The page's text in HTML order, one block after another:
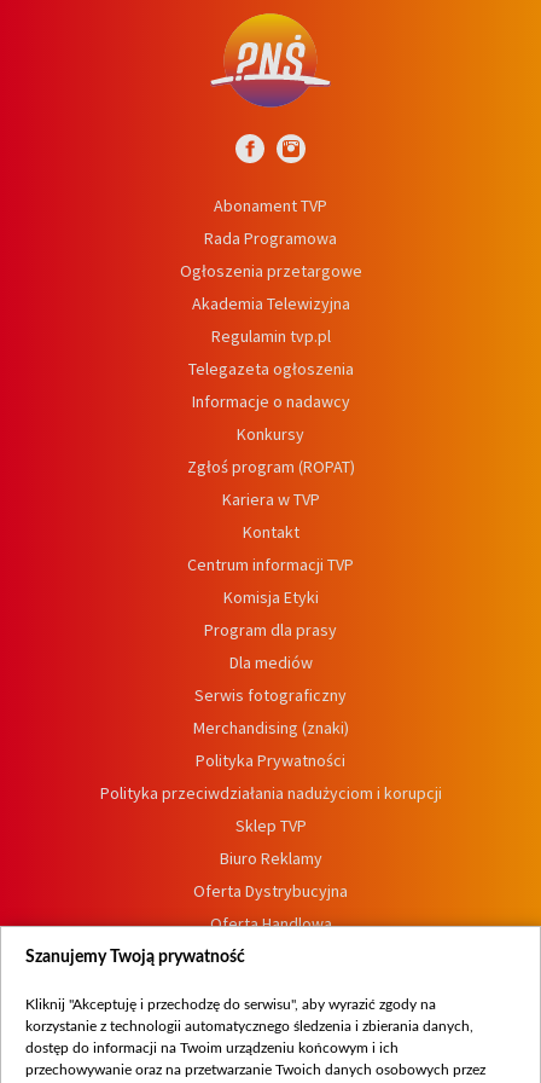
Abonament TVP
Rada Programowa
Ogłoszenia przetargowe
Akademia Telewizyjna
Regulamin tvp.pl
Telegazeta ogłoszenia
Informacje o nadawcy
Konkursy
Zgłoś program (ROPAT)
Kariera w TVP
Kontakt
Centrum informacji TVP
Komisja Etyki
Program dla prasy
Dla mediów
Serwis fotograficzny
Merchandising (znaki)
Polityka Prywatności
Polityka przeciwdziałania nadużyciom i korupcji
Sklep TVP
Biuro Reklamy
Oferta Dystrybucyjna
Oferta Handlowa
Dostępność
Procedura zgłoszeń wewnętrznych
Szanujemy Twoją prywatność
Kliknij "Akceptuję i przechodzę do serwisu", aby wyrazić zgody na
korzystanie z technologii automatycznego śledzenia i zbierania danych,
dostęp do informacji na Twoim urządzeniu końcowym i ich
przechowywanie oraz na przetwarzanie Twoich danych osobowych przez